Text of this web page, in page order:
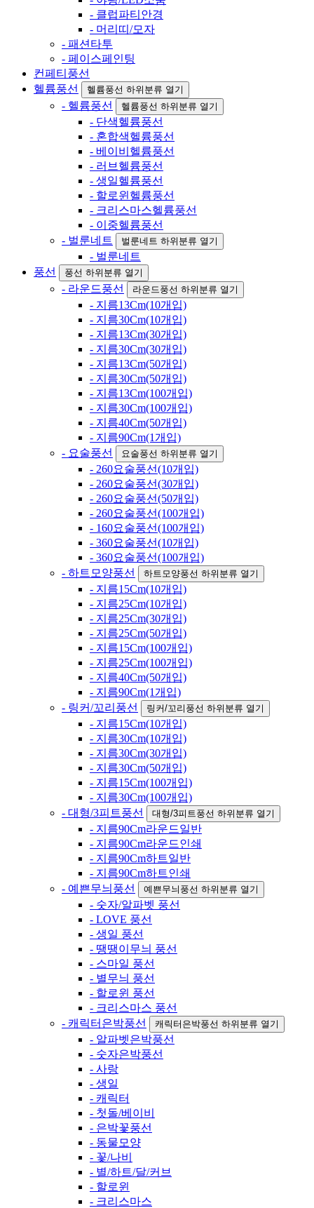
- 클럽파티안경
- 머리띠/모자
- 패션타투
- 페이스페인팅
컨페티풍선
헬륨풍선
헬륨풍선 하위분류 열기
- 헬륨풍선 헬륨풍선 하위분류 열기
- 단색헬륨풍선
- 혼합색헬륨풍선
- 베이비헬륨풍선
- 러브헬륨풍선
- 생일헬륨풍선
- 할로윈헬륨풍선
- 크리스마스헬륨풍선
- 이중헬륨풍선
- 벌룬네트
벌룬네트 하위분류 열기
- 벌룬네트
풍선
풍선 하위분류 열기
- 라운드풍선 라운드풍선 하위분류 열기
- 지름13Cm(10개입)
- 지름30Cm(10개입)
- 지름13Cm(30개입)
- 지름30Cm(30개입)
- 지름13Cm(50개입)
- 지름30Cm(50개입)
- 지름13Cm(100개입)
- 지름30Cm(100개입)
- 지름40Cm(50개입)
- 지름90Cm(1개입)
- 요술풍선
요술풍선 하위분류 열기
- 260요술풍선(10개입)
- 260요술풍선(30개입)
- 260요술풍선(50개입)
- 260요술풍선(100개입)
- 160요술풍선(100개입)
- 360요술풍선(10개입)
- 360요술풍선(100개입)
- 하트모양풍선
하트모양풍선 하위분류 열기
- 지름15Cm(10개입)
- 지름25Cm(10개입)
- 지름25Cm(30개입)
- 지름25Cm(50개입)
- 지름15Cm(100개입)
- 지름25Cm(100개입)
- 지름40Cm(50개입)
- 지름90Cm(1개입)
- 링커/꼬리풍선
링커/꼬리풍선 하위분류 열기
- 지름15Cm(10개입)
- 지름30Cm(10개입)
- 지름30Cm(30개입)
- 지름30Cm(50개입)
- 지름15Cm(100개입)
- 지름30Cm(100개입)
- 대형/3피트풍선
대형/3피트풍선 하위분류 열기
- 지름90Cm라운드일반
- 지름90Cm라운드인쇄
- 지름90Cm하트일반
- 지름90Cm하트인쇄
- 예쁜무늬풍선
예쁜무늬풍선 하위분류 열기
- 숫자/알파벳 풍선
- LOVE 풍선
- 생일 풍선
- 땡땡이무늬 풍선
- 스마일 풍선
- 별무늬 풍선
- 할로윈 풍선
- 크리스마스 풍선
- 캐릭터은박풍선
캐릭터은박풍선 하위분류 열기
- 알파벳은박풍선
- 숫자은박풍선
- 사랑
- 생일
- 캐릭터
- 첫돌/베이비
- 은박꽃풍선
- 동물모양
- 꽃/나비
- 별/하트/달/커브
- 할로윈
- 크리스마스